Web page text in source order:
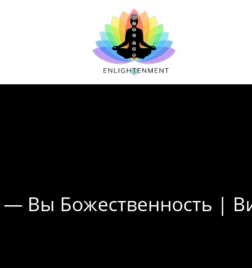
— Вы Божественность |